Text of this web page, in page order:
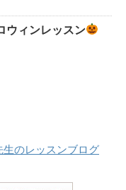
ウィンレッスン
のレッスンブログ